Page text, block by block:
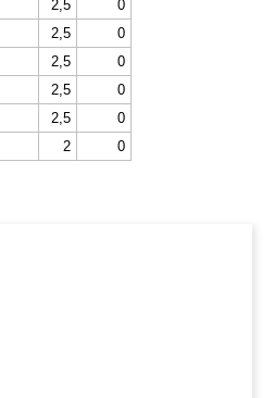
2,5
0
2,5
0
2,5
0
2,5
0
2,5
0
2 0